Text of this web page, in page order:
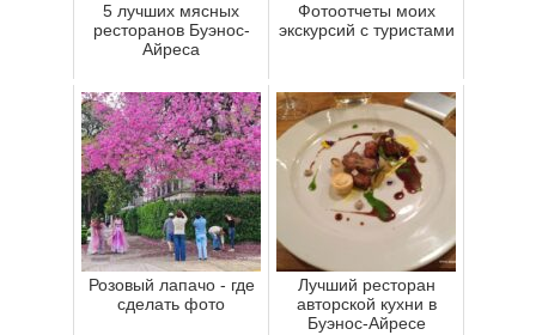
5 лучших мясных
ресторанов Буэнос-
Айреса
Фотоотчеты моих
экскурсий с туристами
Розовый лапачо - где
сделать фото
Лучший ресторан
авторской кухни в
Буэнос-Айресе